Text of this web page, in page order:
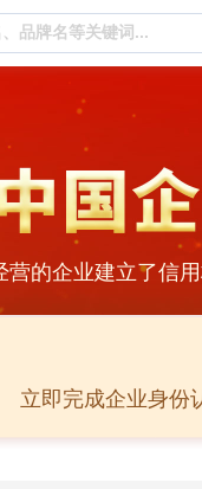
营的企业建立了信
立即完成企业身份